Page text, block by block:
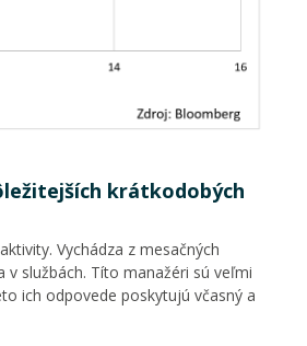
krátkodobých
Vychádza z mesačných
službách. Títo manažéri sú veľmi
ich odpovede poskytujú včasný a